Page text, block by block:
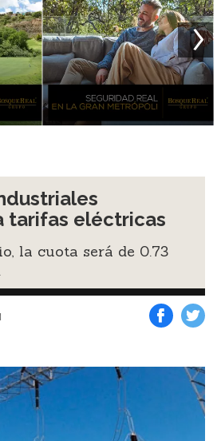
tarifas eléctricas
la cuota será de 0.73